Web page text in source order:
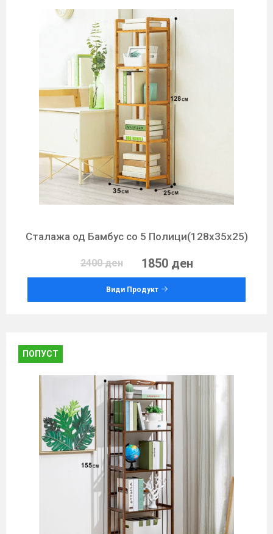
Сталажа од Бамбус со 5 Полици(128х35х25)
2400 ден 1850 ден
Види Продукт
ПОПУСТ